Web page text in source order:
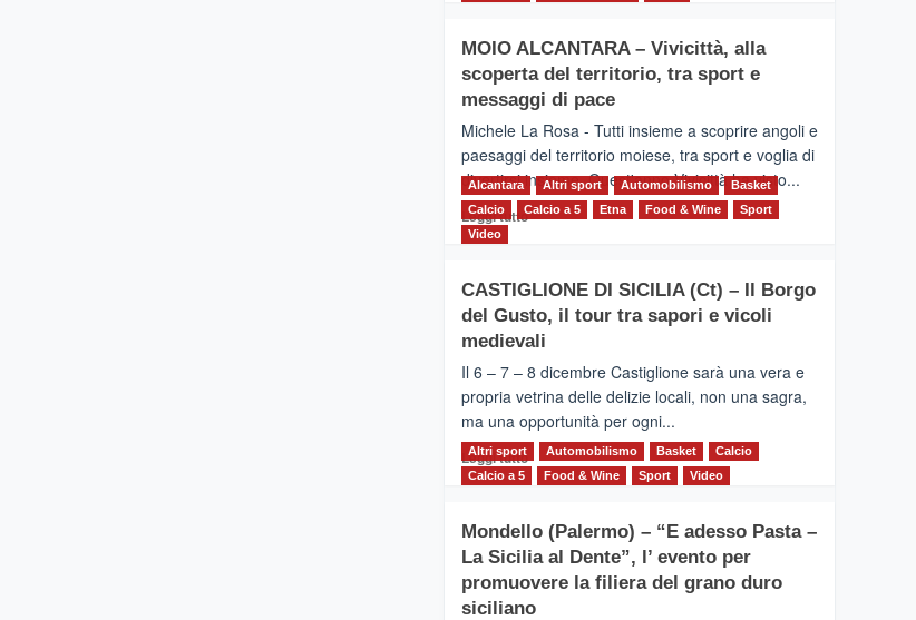
Torna
la
Supermaratona
MOIO ALCANTARA – Vivicittà, alla
scoperta del territorio, tra sport e
messaggi di pace
Michele La Rosa - Tutti insieme a scoprire angoli e
paesaggi del territorio moiese, tra sport e voglia di
divertirsi insieme. Quest'anno Vivicittà ha visto...
Leggi tuttoLeggi
MOIO
ALCANTARA
–
alla
scoperta
del
territorio,
tra
sport
messaggi
di
Alcantara Altri sport Automobilismo
Basket
Calcio
Calcio a 5 Etna Food & Wine
Sport
Video
CASTIGLIONE DI SICILIA (Ct) – Il Borgo
del Gusto, il tour tra sapori e vicoli
medievali
Il 6 – 7 – 8 dicembre Castiglione sarà una vera e
propria vetrina delle delizie locali, non una sagra,
ma una opportunità per ogni...
Leggi tuttoLeggi
CASTIGLIONE
DI
SICILIA
(Ct)
Altri sport Automobilismo Basket
Calcio
Calcio a 5
Food & Wine Sport Video
Mondello (Palermo) – “E adesso Pasta –
La Sicilia al Dente”, l’ evento per
promuovere la filiera del grano duro
siciliano